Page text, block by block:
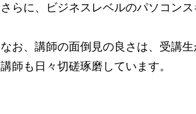
さらに、ビジネスレベルのパソコン
なお、講師の面倒見の良さは、受講
講師も日々切磋琢磨しています。